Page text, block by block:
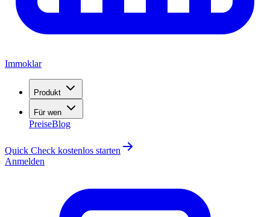
Immoklar
Produkt
Für wen
PreiseBlog
Quick Check kostenlos starten
Anmelden